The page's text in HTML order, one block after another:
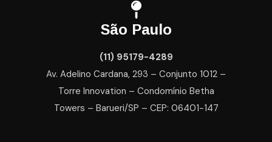
São Paulo
(11) 95179-4289
Av. Adelino Cardana, 293 – Conjunto 1012 –
Torre Innovation – Condomínio Betha
Towers – Barueri/SP – CEP: 06401-147